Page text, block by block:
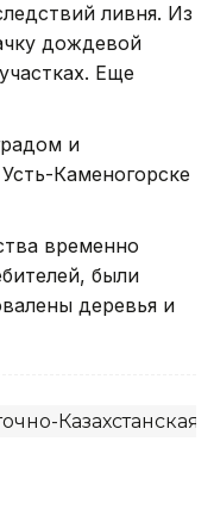
ливня. Из
дождевой
Еще
и
Каменогорске
временно
были
деревья и
Казахстанская